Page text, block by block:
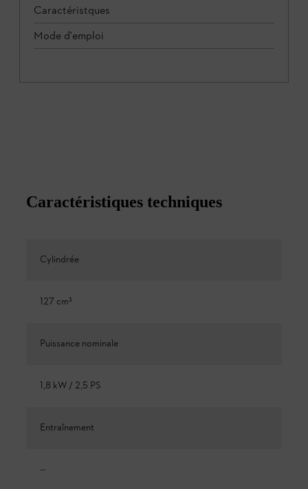
Caractéristques
Mode d'emploi
Caractéristiques techniques
Cylindrée
127 cm³
Puissance nominale
1,8 kW / 2,5 PS
Entraînement
--